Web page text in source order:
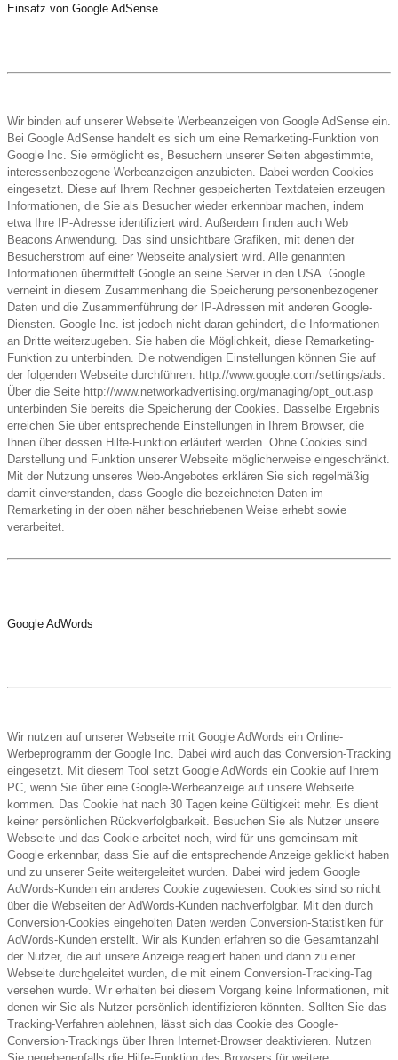
Einsatz von Google AdSense
Wir binden auf unserer Webseite Werbeanzeigen von Google AdSense ein.
Bei Google AdSense handelt es sich um eine Remarketing-Funktion von
Google Inc. Sie ermöglicht es, Besuchern unserer Seiten abgestimmte,
interessenbezogene Werbeanzeigen anzubieten. Dabei werden Cookies
eingesetzt. Diese auf Ihrem Rechner gespeicherten Textdateien erzeugen
Informationen, die Sie als Besucher wieder erkennbar machen, indem
etwa Ihre IP-Adresse identifiziert wird. Außerdem finden auch Web
Beacons Anwendung. Das sind unsichtbare Grafiken, mit denen der
Besucherstrom auf einer Webseite analysiert wird. Alle genannten
Informationen übermittelt Google an seine Server in den USA. Google
verneint in diesem Zusammenhang die Speicherung personenbezogener
Daten und die Zusammenführung der IP-Adressen mit anderen Google-
Diensten. Google Inc. ist jedoch nicht daran gehindert, die Informationen
an Dritte weiterzugeben. Sie haben die Möglichkeit, diese Remarketing-
Funktion zu unterbinden. Die notwendigen Einstellungen können Sie auf
der folgenden Webseite durchführen: http://www.google.com/settings/ads.
Über die Seite http://www.networkadvertising.org/managing/opt_out.asp
unterbinden Sie bereits die Speicherung der Cookies. Dasselbe Ergebnis
erreichen Sie über entsprechende Einstellungen in Ihrem Browser, die
Ihnen über dessen Hilfe-Funktion erläutert werden. Ohne Cookies sind
Darstellung und Funktion unserer Webseite möglicherweise eingeschränkt.
Mit der Nutzung unseres Web-Angebotes erklären Sie sich regelmäßig
damit einverstanden, dass Google die bezeichneten Daten im
Remarketing in der oben näher beschriebenen Weise erhebt sowie
verarbeitet.
Google AdWords
Wir nutzen auf unserer Webseite mit Google AdWords ein Online-
Werbeprogramm der Google Inc. Dabei wird auch das Conversion-Tracking
eingesetzt. Mit diesem Tool setzt Google AdWords ein Cookie auf Ihrem
PC, wenn Sie über eine Google-Werbeanzeige auf unsere Webseite
kommen. Das Cookie hat nach 30 Tagen keine Gültigkeit mehr. Es dient
keiner persönlichen Rückverfolgbarkeit. Besuchen Sie als Nutzer unsere
Webseite und das Cookie arbeitet noch, wird für uns gemeinsam mit
Google erkennbar, dass Sie auf die entsprechende Anzeige geklickt haben
und zu unserer Seite weitergeleitet wurden. Dabei wird jedem Google
AdWords-Kunden ein anderes Cookie zugewiesen. Cookies sind so nicht
über die Webseiten der AdWords-Kunden nachverfolgbar. Mit den durch
Conversion-Cookies eingeholten Daten werden Conversion-Statistiken für
AdWords-Kunden erstellt. Wir als Kunden erfahren so die Gesamtanzahl
der Nutzer, die auf unsere Anzeige reagiert haben und dann zu einer
Webseite durchgeleitet wurden, die mit einem Conversion-Tracking-Tag
versehen wurde. Wir erhalten bei diesem Vorgang keine Informationen, mit
denen wir Sie als Nutzer persönlich identifizieren könnten. Sollten Sie das
Tracking-Verfahren ablehnen, lässt sich das Cookie des Google-
Conversion-Trackings über Ihren Internet-Browser deaktivieren. Nutzen